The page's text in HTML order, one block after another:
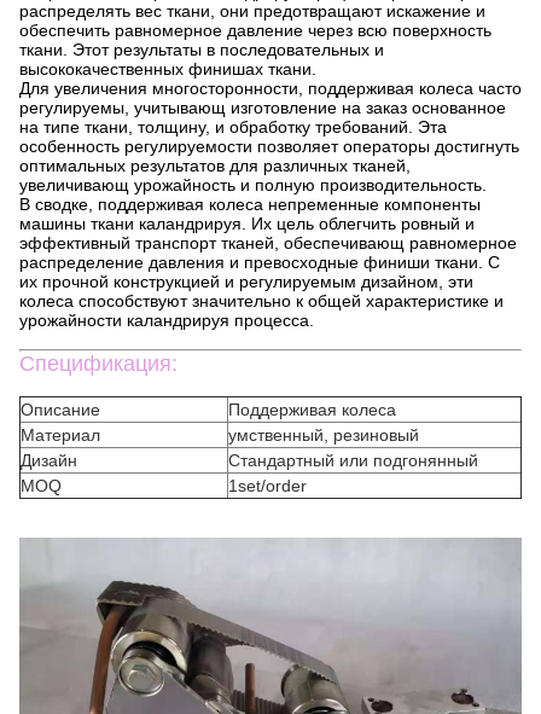
распределять вес ткани, они предотвращают искажение и
обеспечить равномерное давление через всю поверхность
ткани. Этот результаты в последовательных и
высококачественных финишах ткани.
Для увеличения многосторонности, поддерживая колеса часто
регулируемы, учитывающ изготовление на заказ основанное
на типе ткани, толщину, и обработку требований. Эта
особенность регулируемости позволяет операторы достигнуть
оптимальных результатов для различных тканей,
увеличивающ урожайность и полную производительность.
В сводке, поддерживая колеса непременные компоненты
машины ткани каландрируя. Их цель облегчить ровный и
эффективный транспорт тканей, обеспечивающ равномерное
распределение давления и превосходные финиши ткани. С
их прочной конструкцией и регулируемым дизайном, эти
колеса способствуют значительно к общей характеристике и
урожайности каландрируя процесса.
Спецификация:
Описание
Поддерживая колеса
Материал
умственный, резиновый
Дизайн
Стандартный или подгонянный
MOQ
1set/order